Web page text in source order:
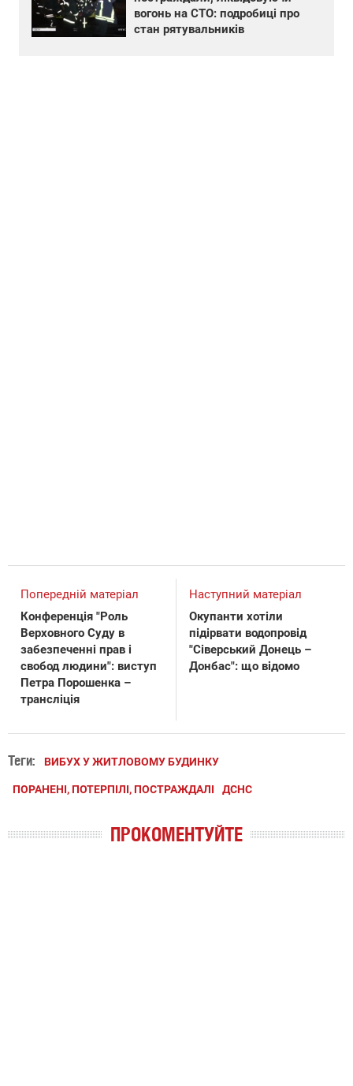
вогонь на СТО: подробиці про
стан рятувальників
Попередній матеріал
Конференція "Роль
Верховного Суду в
забезпеченні прав і
свобод людини": виступ
Петра Порошенка –
трансліція
Наступний матеріал
Окупанти хотіли
підірвати водопровід
"Сіверський Донець –
Донбас": що відомо
Теги: ВИБУХ У ЖИТЛОВОМУ БУДИНКУ
ПОРАНЕНІ, ПОТЕРПІЛІ, ПОСТРАЖДАЛІ ДСНС
ПРОКОМЕНТУЙТЕ